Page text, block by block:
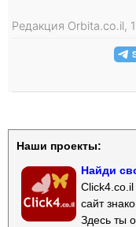
Редакция Orbita.co.il,
Наши проекты:
Найди
сайт
Здесь ты